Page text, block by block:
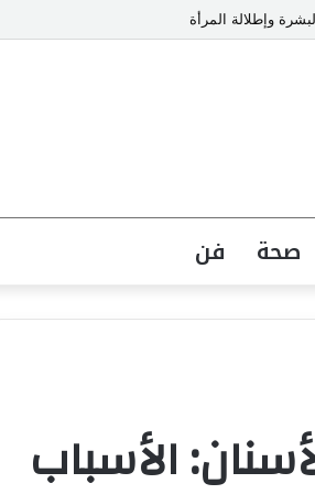
وإطلالة المرأة
صحة فن
الأسباب